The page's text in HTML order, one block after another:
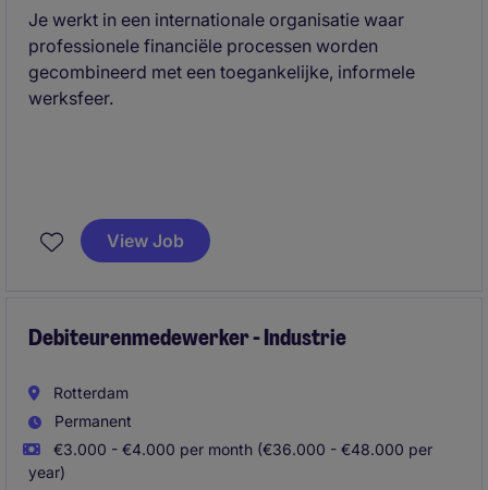
Je werkt in een internationale organisatie waar
professionele financiële processen worden
gecombineerd met een toegankelijke, informele
werksfeer.
View Job
Debiteurenmedewerker - Industrie
Rotterdam
Permanent
€3.000 - €4.000 per month (€36.000 - €48.000 per
year)